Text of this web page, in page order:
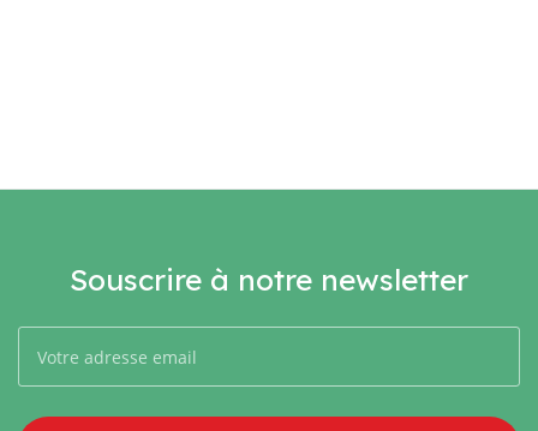
Souscrire à notre newsletter